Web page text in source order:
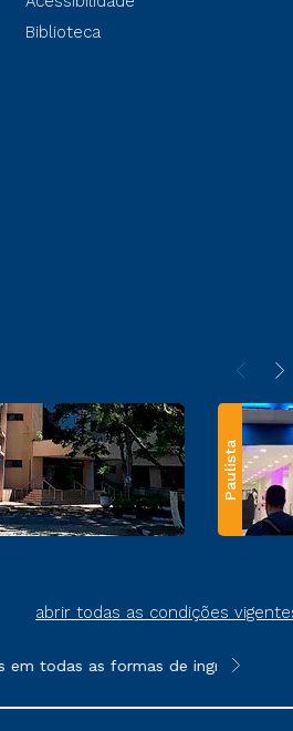
Biblioteca
Paulista
abrir todas as condições
as formas de ingresso,